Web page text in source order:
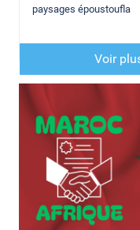
paysages époustoufla
Voir